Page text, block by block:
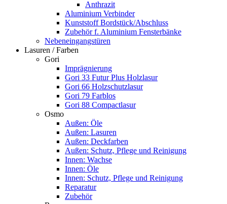
Anthrazit
Aluminium Verbinder
Kunststoff Bordstück/Abschluss
Zubehör f. Aluminium Fensterbänke
Nebeneingangstüren
Lasuren / Farben
Gori
Imprägnierung
Gori 33 Futur Plus Holzlasur
Gori 66 Holzschutzlasur
Gori 79 Farblos
Gori 88 Compactlasur
Osmo
Außen: Öle
Außen: Lasuren
Außen: Deckfarben
Außen: Schutz, Pflege und Reinigung
Innen: Wachse
Innen: Öle
Innen: Schutz, Pflege und Reinigung
Reparatur
Zubehör